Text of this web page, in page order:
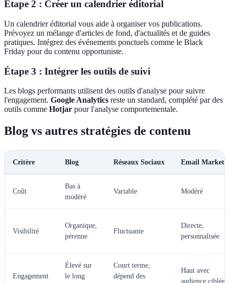
Étape 2 : Créer un calendrier éditorial
Un calendrier éditorial vous aide à organiser vos publications.
Prévoyez un mélange d'articles de fond, d'actualités et de guides
pratiques. Intégrez des événements ponctuels comme le Black
Friday pour du contenu opportuniste.
Étape 3 : Intégrer les outils de suivi
Les blogs performants utilisent des outils d'analyse pour suivre
l'engagement. Google Analytics reste un standard, complété par des
outils comme Hotjar pour l'analyse comportementale.
Blog vs autres stratégies de contenu
Critère Blog Réseaux Sociaux Email
Coût
Bas à
modéré
Variable Modéré
Visibilité
Organique,
pérenne
Fluctuante
Directe,
personnalisée
Engagement
Élevé sur
le long
Court terme,
dépend des
Haut avec
audience ciblée